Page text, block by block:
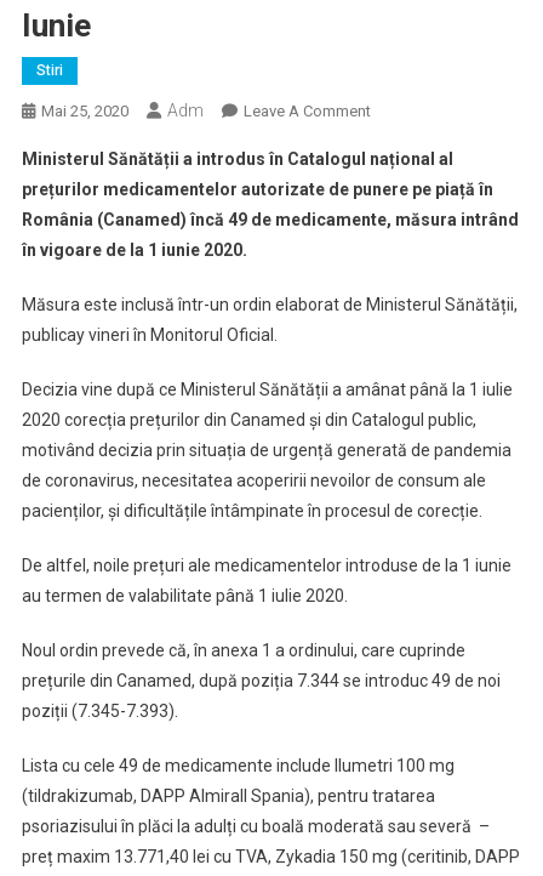
Iunie
Stiri
Mai 25, 2020 Adm Leave A CommentOn
49
De
Medicamente,
Canamed
1
Iunie
Ministerul Sănătății a introdus în Catalogul național al
prețurilor medicamentelor autorizate de punere pe piață în
România (Canamed) încă 49 de medicamente, măsura intrând
în vigoare de la 1 iunie 2020.
Măsura este inclusă într-un ordin elaborat de Ministerul Sănătății,
publicay vineri în Monitorul Oficial.
Decizia vine după ce Ministerul Sănătății a amânat până la 1 iulie
2020 corecția prețurilor din Canamed și din Catalogul public,
motivând decizia prin situația de urgență generată de pandemia
de coronavirus, necesitatea acoperirii nevoilor de consum ale
pacienților, și dificultățile întâmpinate în procesul de corecție.
De altfel, noile prețuri ale medicamentelor introduse de la 1 iunie
au termen de valabilitate până 1 iulie 2020.
Noul ordin prevede că, în anexa 1 a ordinului, care cuprinde
prețurile din Canamed, după poziția 7.344 se introduc 49 de noi
poziții (7.345-7.393).
Lista cu cele 49 de medicamente include Ilumetri 100 mg
(tildrakizumab, DAPP Almirall Spania), pentru tratarea
psoriazisului în plăci la adulți cu boală moderată sau severă –
preț maxim 13.771,40 lei cu TVA, Zykadia 150 mg (ceritinib, DAPP